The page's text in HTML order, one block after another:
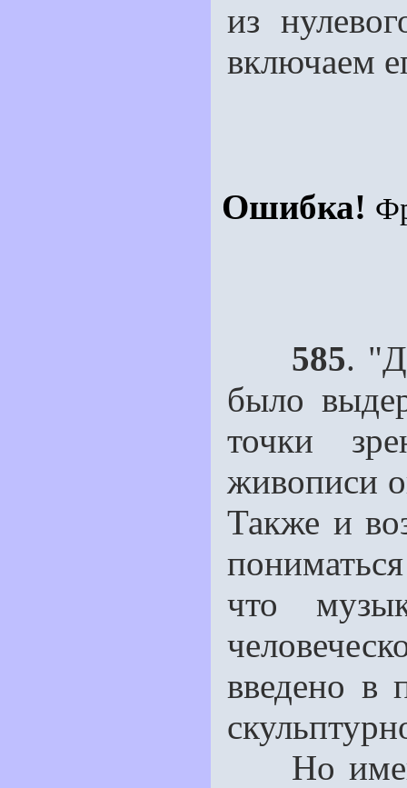
из
включаем
Ошибка!
585.
было
точки
живописи
Также и
что
введено в
Но